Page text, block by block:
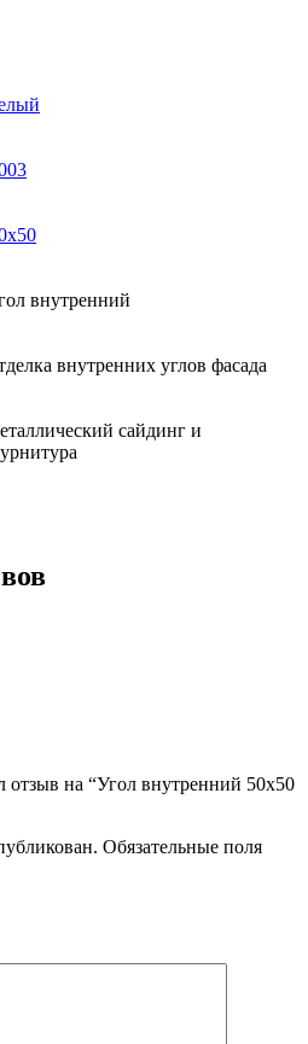
внутренний
внутренних углов фасада
сайдинг и
отзыв на “Угол внутренний 50х50
Обязательные поля